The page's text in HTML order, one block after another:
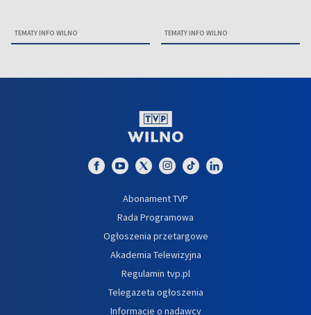
TEMATY INFO WILNO TEMATY INFO WILNO
Abonament TVP
Rada Programowa
Ogłoszenia przetargowe
Akademia Telewizyjna
Regulamin tvp.pl
Telegazeta ogłoszenia
Informacje o nadawcy